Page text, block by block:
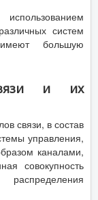
систем
большую
и их
связи, в состав
управления,
каналами,
совокупность